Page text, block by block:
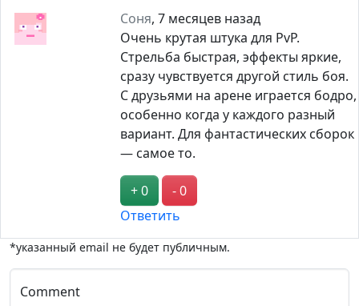
Соня, 7 месяцев назад
Очень крутая штука для PvP.
Стрельба быстрая, эффекты яркие,
сразу чувствуется другой стиль боя.
С друзьями на арене играется бодро,
особенно когда у каждого разный
вариант. Для фантастических сборок
— самое то.
+ 0
- 0
Ответить
*указанный email не будет публичным.
Comment